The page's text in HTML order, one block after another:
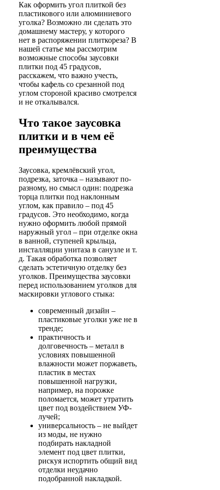
Как оформить угол плиткой без
пластикового или алюминиевого
уголка? Возможно ли сделать это
домашнему мастеру, у которого
нет в распоряжении плиткореза? В
нашей статье мы рассмотрим
возможные способы заусовки
плитки под 45 градусов,
расскажем, что важно учесть,
чтобы кафель со срезанной под
углом стороной красиво смотрелся
и не откалывался.
Что такое заусовка
плитки и в чем её
преимущества
Заусовка, кремлёвский угол,
подрезка, заточка – называют по-
разному, но смысл один: подрезка
торца плитки под наклонным
углом, как правило – под 45
градусов. Это необходимо, когда
нужно оформить любой прямой
наружный угол – при отделке окна
в ванной, ступеней крыльца,
инсталляции унитаза в санузле и т.
д. Такая обработка позволяет
сделать эстетичную отделку без
уголков. Преимущества заусовки
перед использованием уголков для
маскировки углового стыка:
современный дизайн –
пластиковые уголки уже не в
тренде;
практичность и
долговечность – металл в
условиях повышенной
влажности может поржаветь,
пластик в местах
повышенной нагрузки,
например, на порожке
поломается, может утратить
цвет под воздействием УФ-
лучей;
универсальность – не выйдет
из моды, не нужно
подбирать накладной
элемент под цвет плитки,
рискуя испортить общий вид
отделки неудачно
подобранной накладкой.